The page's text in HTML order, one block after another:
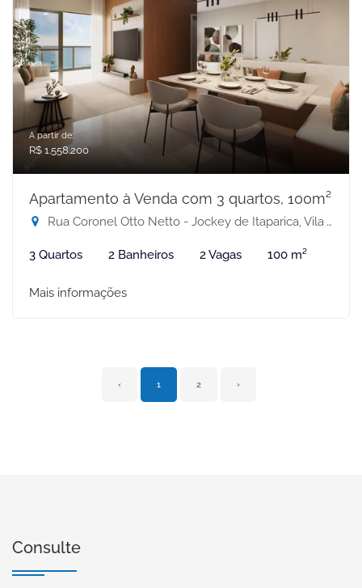
A partir de:
R$ 1.558.200
Apartamento à Venda com 3 quartos, 100m²
Rua Coronel Otto Netto - Jockey de Itaparica, Vila Velha-ES
3 Quartos 2 Banheiros 2 Vagas 100 m²
Mais informações
‹ 1 2 ›
Consulte